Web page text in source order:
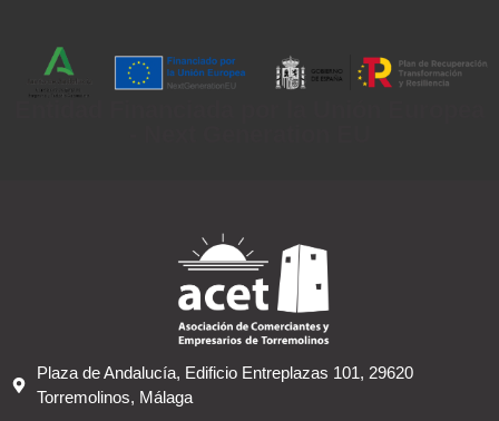
Plaza de Andalucía, Edificio Entreplazas 101, 29620
Torremolinos, Málaga